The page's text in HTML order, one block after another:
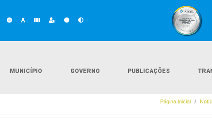
MUNICÍPIO GOVERNO PUBLICAÇÕES
Página Inicial